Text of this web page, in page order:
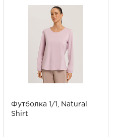
Футболка 1/1, Natural
Shirt